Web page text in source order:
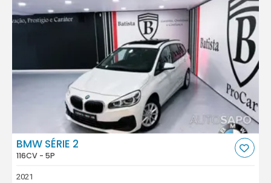
BMW SÉRIE 2
116CV - 5P
2021